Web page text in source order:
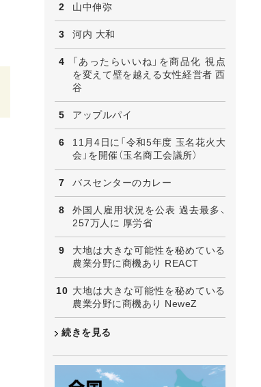
山中伸弥
河内 大和
「あったらいいね」を商品化 視点
を変えて壁を越える女性経営者 西
谷
アップルパイ
11月4日に「令和5年度 玉名花火大
会」を開催（玉名商工会議所）
バスセンターのカレー
外国人雇用状況を公表 過去最多、
257万人に 厚労省
大地は大きな可能性を秘めている
農業分野に商機あり REACT
大地は大きな可能性を秘めている
農業分野に商機あり NeweZ
続きを見る